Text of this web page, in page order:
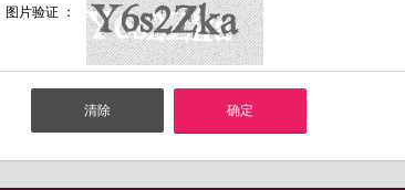
图片验证 ：